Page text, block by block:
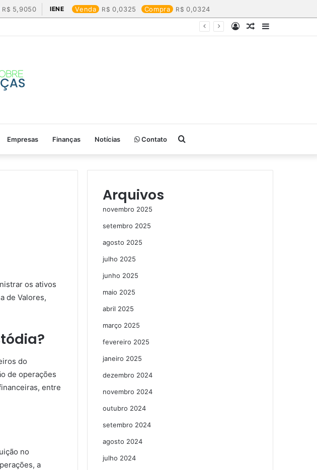
5,9050 IENE Venda 0,0325 Compra 0,0324
Barra
Artigo
Entrar
Empresas Finanças Notícias Contato Procurar
por
os ativos
de Valores,
do
de operações
entre
no
a
Arquivos
novembro 2025
setembro 2025
agosto 2025
julho 2025
junho 2025
maio 2025
abril 2025
março 2025
fevereiro 2025
janeiro 2025
dezembro 2024
novembro 2024
outubro 2024
setembro 2024
agosto 2024
julho 2024